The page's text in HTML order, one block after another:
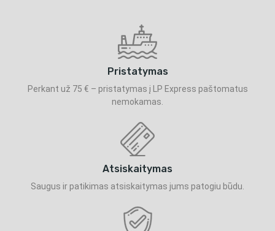
Pristatymas
Perkant už 75 € – pristatymas į LP Express paštomatus
nemokamas.
Atsiskaitymas
Saugus ir patikimas atsiskaitymas jums patogiu būdu.